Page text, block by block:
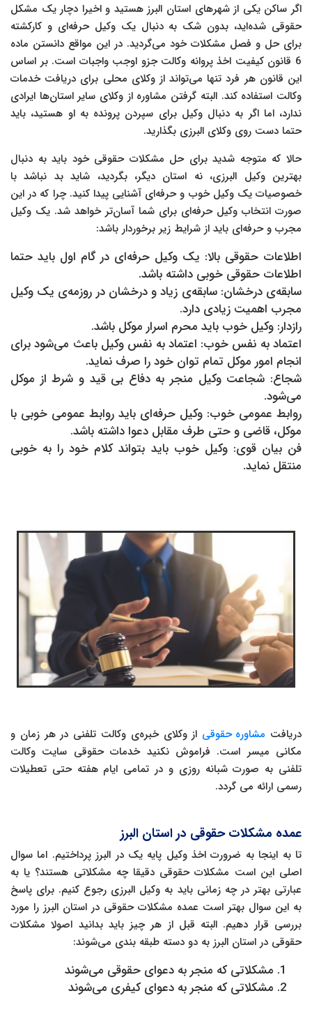
اگر ساکن یکی از شهرهای استان البرز هستید و اخیرا دچار یک مشکل
حقوقی شده‌اید، بدون شک به دنبال یک وکیل حرفه‌ای و کارکشته
برای حل و فصل مشکلات خود می‌گردید. در این مواقع دانستن ماده
6 قانون کیفیت اخذ پروانه وکالت جزو اوجب واجبات است. بر اساس
این قانون هر فرد تنها می‌تواند از وکلای محلی برای دریافت خدمات
وکالت استفاده کند. البته گرفتن مشاوره از وکلای سایر استان‌ها ایرادی
ندارد، اما اگر به دنبال وکیل برای سپردن پرونده به او هستید، باید
حتما دست روی وکلای البرزی بگذارید.
حالا که متوجه شدید برای حل مشکلات حقوقی خود باید به دنبال
بهترین وکیل البرزی، نه استان دیگر، بگردید، شاید بد نباشد با
خصوصیات یک وکیل خوب و حرفه‌ای آشنایی پیدا کنید. چرا که در این
صورت انتخاب وکیل حرفه‌ای برای شما آسان‌تر خواهد شد. یک وکیل
مجرب و حرفه‌ای باید از شرایط زیر برخوردار باشد:
اطلاعات حقوقی بالا: یک وکیل حرفه‌ای در گام اول باید حتما
اطلاعات حقوقی خوبی داشته باشد.
سابقه‌ی درخشان: سابقه‌ی زیاد و درخشان در روزمه‌ی یک وکیل
مجرب اهمیت زیادی دارد.
رازدار: وکیل خوب باید محرم اسرار موکل باشد.
اعتماد به نفس خوب: اعتماد به نفس وکیل باعث می‌شود برای
انجام امور موکل تمام توان خود را صرف نماید.
شجاع: شجاعت وکیل منجر به دفاع بی قید و شرط از موکل
می‌شود.
روابط عمومی خوب: وکیل حرفه‌ای باید روابط عمومی خوبی با
موکل، قاضی و حتی طرف مقابل دعوا داشته باشد.
فن بیان قوی: وکیل خوب باید بتواند کلام خود را به خوبی
منتقل نماید.
دریافت مشاوره حقوقی از وکلای خبره‌ی وکالت تلفنی در هر زمان و
مکانی میسر است. فراموش نکنید خدمات حقوقی سایت وکالت
تلفنی به صورت شبانه روزی و در تمامی ایام هفته حتی تعطیلات
رسمی ارائه می گردد.
عمده مشکلات حقوقی در استان البرز
تا به اینجا به ضرورت اخذ وکیل پایه یک در البرز پرداختیم. اما سوال
اصلی این است مشکلات حقوقی دقیقا چه مشکلاتی هستند؟ یا به
عبارتی بهتر در چه زمانی باید به وکیل البرزی رجوع کنیم. برای پاسخ
به این سوال بهتر است عمده مشکلات حقوقی در استان البرز را مورد
بررسی قرار دهیم. البته قبل از هر چیز باید بدانید اصولا مشکلات
حقوقی در استان البرز به دو دسته طبقه بندی می‌شوند:
مشکلاتی که منجر به دعوای حقوقی می‌شوند
مشکلاتی که منجر به دعوای کیفری می‌شوند